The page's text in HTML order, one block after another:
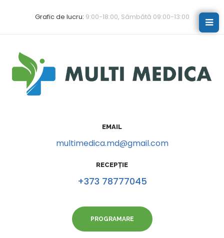
Grafic de lucru: 9:00-18:00, Sâmbătă 09:00-13:00
EMAIL
multimedica.md@gmail.com
RECEPȚIE
+373 78777045
PROGRAMARE